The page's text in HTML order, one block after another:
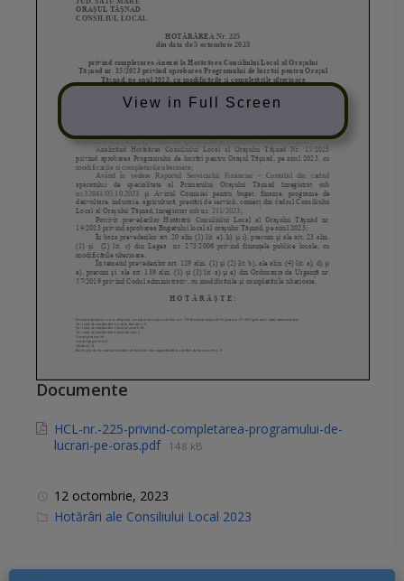
View in Full Screen
Documente
HCL-nr.-225-privind-completarea-programului-de-
lucrari-pe-oras.pdf 148 kB
12 octombrie, 2023
C
Hotărâri ale Consiliului Local 2023